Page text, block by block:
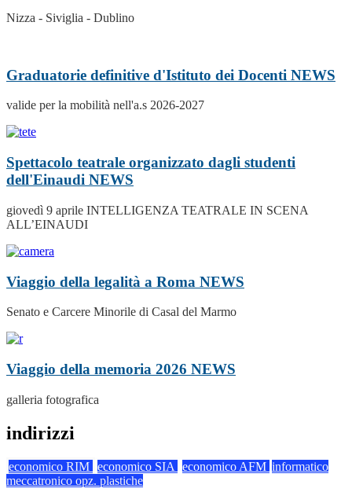
Nizza - Siviglia - Dublino
Graduatorie definitive d'Istituto dei Docenti NEWS
valide per la mobilità nell'a.s 2026-2027
Spettacolo teatrale organizzato dagli studenti
dell'Einaudi NEWS
giovedì 9 aprile INTELLIGENZA TEATRALE IN SCENA
ALL’EINAUDI
Viaggio della legalità a Roma NEWS
Senato e Carcere Minorile di Casal del Marmo
Viaggio della memoria 2026 NEWS
galleria fotografica
indirizzi
economico RIM economico SIA economico AFM informatico
meccatronico opz. plastiche